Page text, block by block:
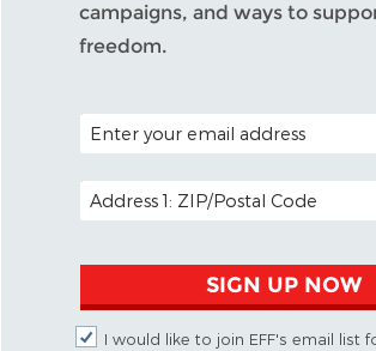
campaigns, and ways to
freedom.
POSTAL CODE (OPTIONAL)
EMAIL ADDRESS
SIGN UP NOW
I would like to join EFF's email list